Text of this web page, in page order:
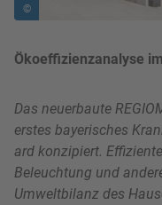
©
Ökoeffizienzanalyse
Das neuerbaute
erstes bayerisches
ard konzipiert.
Beleuchtung und
Umweltbilanz des